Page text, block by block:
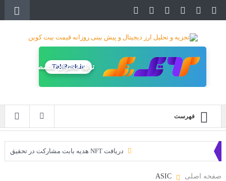
تولید محتوای تخصصی
TakRank.ir
فهرست
دریافت NFT هدیه بابت مشارکت در تحقیق
صفحه اصلی